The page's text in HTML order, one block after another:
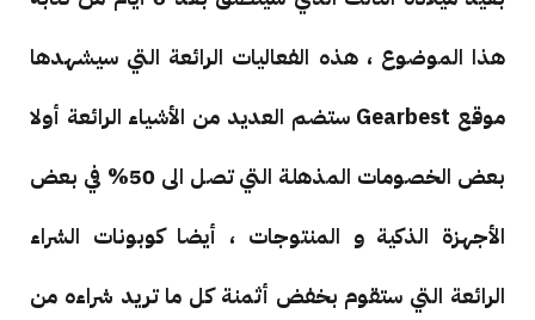
هذا الموضوع ، هذه الفعاليات الرائعة التي سيشهدها
موقع Gearbest ستضم العديد من الأشياء الرائعة أولا
بعض الخصومات المذهلة التي تصل الى 50% في بعض
الأجهزة الذكية و المنتوجات ، أيضا كوبونات الشراء
الرائعة التي ستقوم بخفض أثمنة كل ما تريد شراءه من